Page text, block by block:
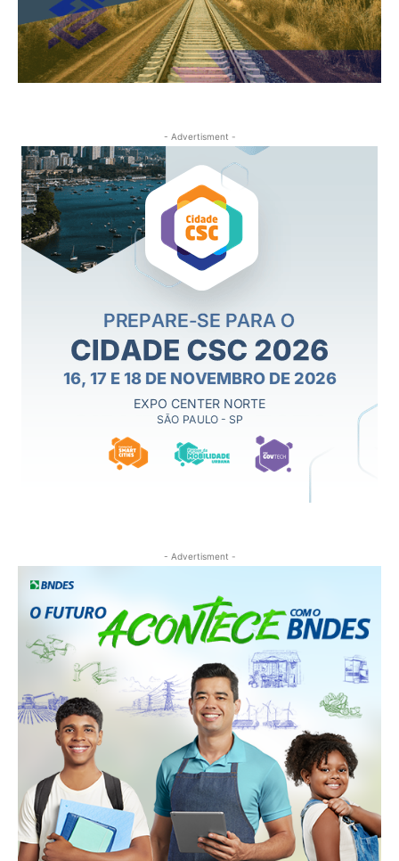
- Advertisment -
- Advertisment -